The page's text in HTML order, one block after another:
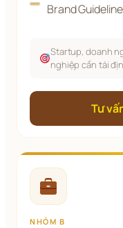
Brand
Startup, doanh
nghiệp cần tái
Tư
NHÓM B